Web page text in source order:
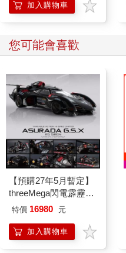
加入購物車
您可能會喜歡
【預購27年5月暫定】
threeMega閃電霹靂車
VA Hi-SPEC UNITED
SIREN 黑色限定
特價 16980 元
加入購物車